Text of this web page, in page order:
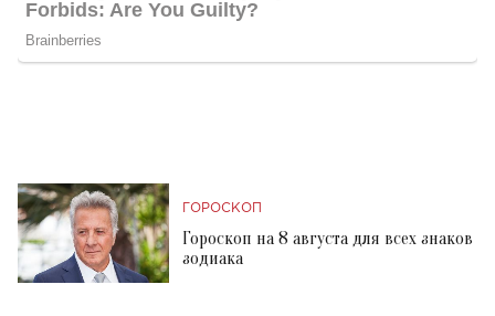
ГОРОСКОП
Гороскоп на 8 августа для всех знаков
зодиака